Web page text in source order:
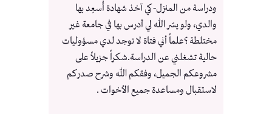
ودراسة من المنزل- كي آخذ شهادة أُسعِد بها
والدي، ولو يسّر الله لي أدرس بها في جامعة غير
مختلطة ؟علماً أني فتاة لا توجد لدي مسؤوليات
حالية تشغلني عن الدراسة.شكراً جزيلاً على
مشروعكم الجميل، وفقكم الله وشرح صدركم
لاستقبال ومساعدة جميع الأخوات .